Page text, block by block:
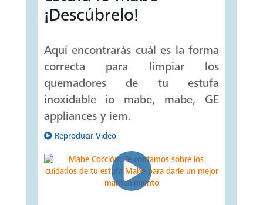
¡Descúbrelo!
Aquí encontrarás cuál es la forma
correcta para limpiar los
quemadores de tu estufa
inoxidable io mabe, mabe, GE
appliances y iem.
Reproducir Video